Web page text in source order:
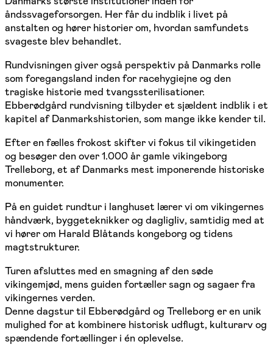
åndssvageforsorgen. Her får du indblik i livet på
anstalten og hører historier om, hvordan samfundets
svageste blev behandlet.
Rundvisningen giver også perspektiv på Danmarks rolle
som foregangsland inden for racehygiejne og den
tragiske historie med tvangssterilisationer.
Ebberødgård rundvisning tilbyder et sjældent indblik i et
kapitel af Danmarkshistorien, som mange ikke kender til.
Efter en fælles frokost skifter vi fokus til vikingetiden
og besøger den over 1.000 år gamle vikingeborg
Trelleborg, et af Danmarks mest imponerende historiske
monumenter.
På en guidet rundtur i langhuset lærer vi om vikingernes
håndværk, byggeteknikker og dagligliv, samtidig med at
vi hører om Harald Blåtands kongeborg og tidens
magtstrukturer.
Turen afsluttes med en smagning af den søde
vikingemjød, mens guiden fortæller sagn og sagaer fra
vikingernes verden.
Denne dagstur til Ebberødgård og Trelleborg er en unik
mulighed for at kombinere historisk udflugt, kulturarv og
spændende fortællinger i én oplevelse.